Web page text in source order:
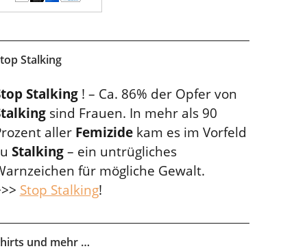
Stalking
Stalking! – Ca. 86% der Opfer von
sind Frauen. In mehr als 90
aller Femizidekam es im Vorfeld
Stalking– ein untrügliches
für mögliche Gewalt.
Stop Stalking!
und mehr …